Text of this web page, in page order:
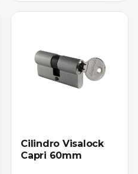
Cilindro Visalock
Capri 60mm